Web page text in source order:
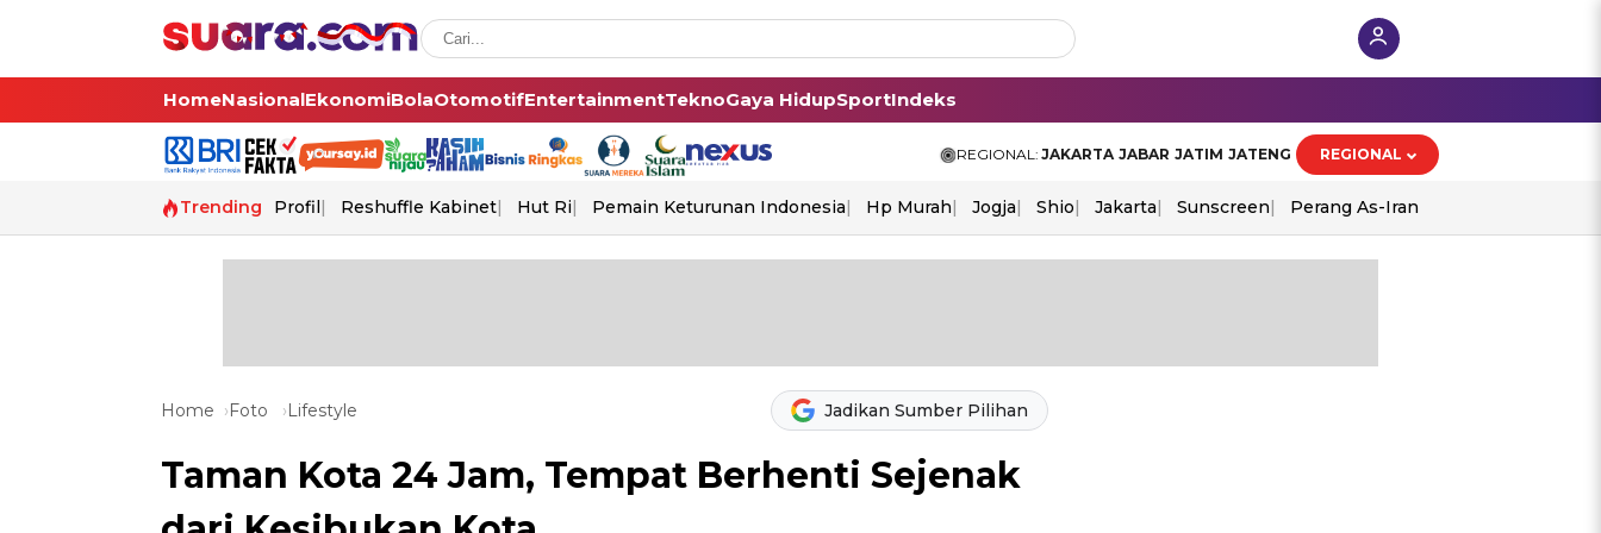
HomeNasionalEkonomiBolaOtomotifEntertainmentTeknoGaya HidupSportIndeks
REGIONAL: JAKARTA JABAR JATIM JATENG REGIONAL
Trending Profil Reshuffle Kabinet Hut Ri Pemain Keturunan Indonesia Hp Murah Jogja Shio Jakarta Sunscreen Perang As-Iran
Home Foto Lifestyle Jadikan Sumber Pilihan
Taman Kota 24 Jam, Tempat Berhenti Sejenak